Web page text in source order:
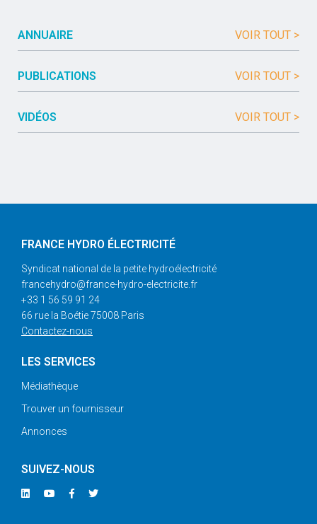
ANNUAIRE VOIR TOUT >
PUBLICATIONS VOIR TOUT >
VIDÉOS VOIR TOUT >
FRANCE HYDRO ÉLECTRICITÉ
Syndicat national de la petite hydroélectricité
francehydro@france-hydro-electricite.fr
+33 1 56 59 91 24
66 rue la Boétie 75008 Paris
Contactez-nous
LES SERVICES
Médiathèque
Trouver un fournisseur
Annonces
SUIVEZ-NOUS